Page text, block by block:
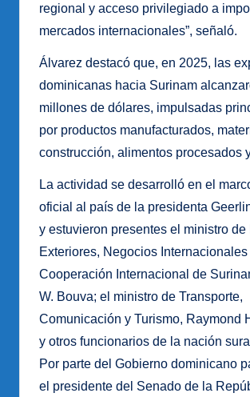
regional y acceso privilegiado a
mercados internacionales”, señaló.
Álvarez destacó que, en 2025, las
dominicanas hacia Surinam
millones de dólares, impulsadas
por productos manufacturados,
construcción, alimentos procesados
La actividad se desarrolló en el
oficial al país de la presidenta
y estuvieron presentes el ministro
Exteriores, Negocios Internacionales
Cooperación Internacional de
W. Bouva; el ministro de Transporte,
Comunicación y Turismo, Raymond
y otros funcionarios de la nación
Por parte del Gobierno dominicano
el presidente del Senado de la